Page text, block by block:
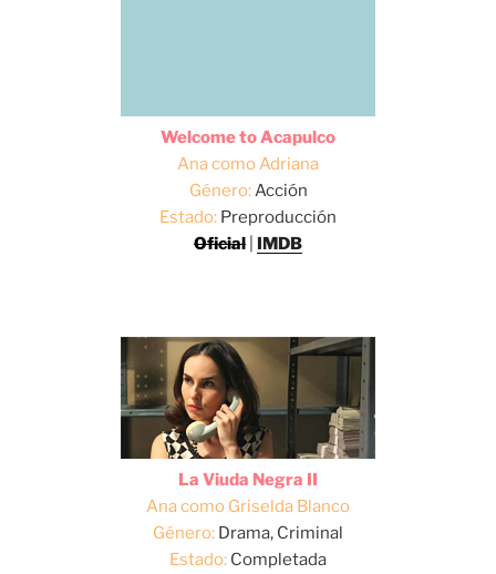
Welcome to Acapulco
Ana como Adriana
Género:Acción
Estado: Preproducción
Oficial
IMDB
La Viuda Negra II
Ana como Griselda Blanco
Género: Drama, Criminal
Estado: Completada